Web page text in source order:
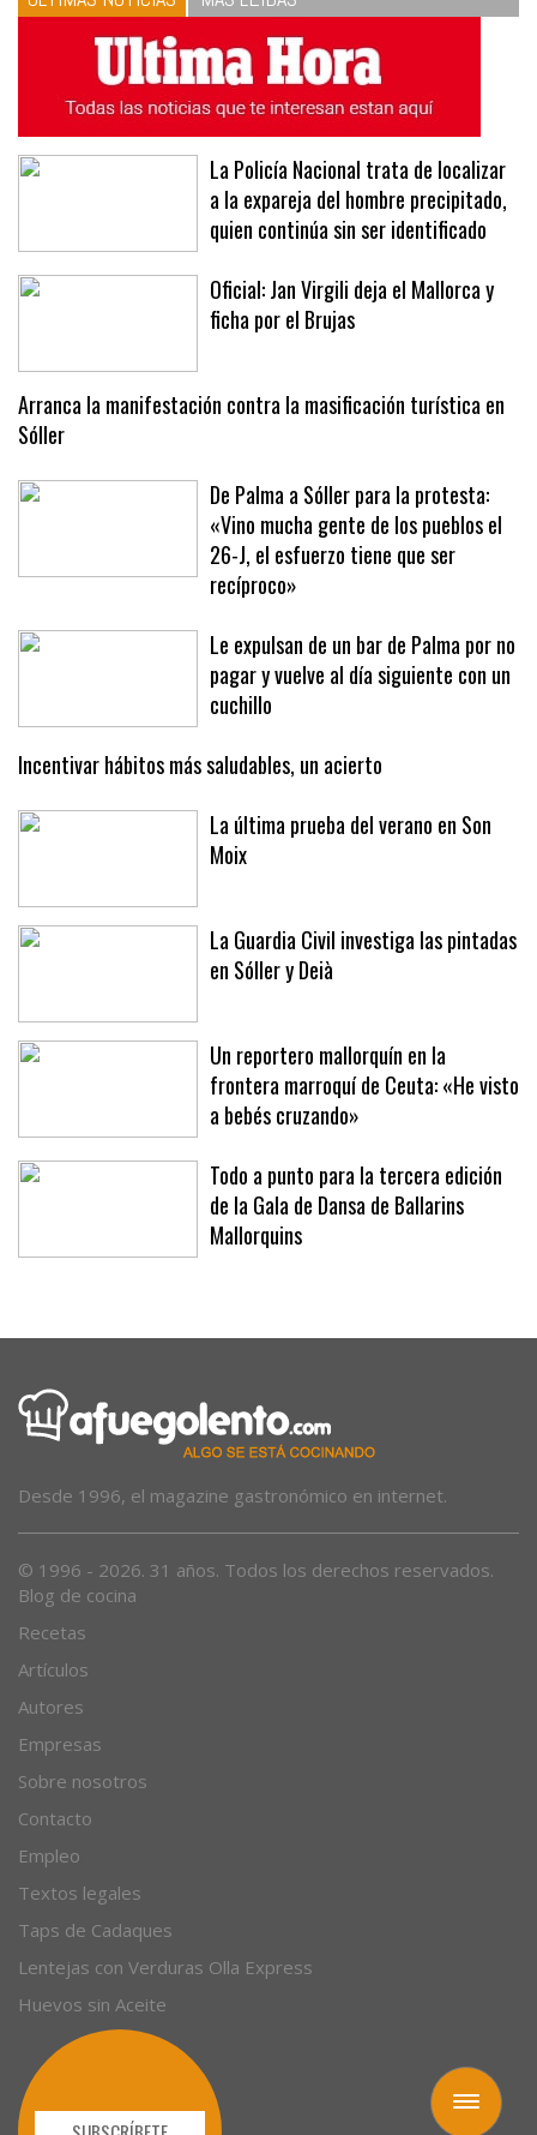
Toggle
La Policía Nacional trata de localizar
a la expareja del hombre precipitado,
quien continúa sin ser identificado
Oficial: Jan Virgili deja el Mallorca y
ficha por el Brujas
Arranca la manifestación contra la masificación turística en
Sóller
De Palma a Sóller para la protesta:
«Vino mucha gente de los pueblos el
26-J, el esfuerzo tiene que ser
recíproco»
Le expulsan de un bar de Palma por no
pagar y vuelve al día siguiente con un
cuchillo
Incentivar hábitos más saludables, un acierto
La última prueba del verano en Son
Moix
La Guardia Civil investiga las pintadas
en Sóller y Deià
Un reportero mallorquín en la
frontera marroquí de Ceuta: «He visto
a bebés cruzando»
Todo a punto para la tercera edición
de la Gala de Dansa de Ballarins
Mallorquins
Desde 1996, el magazine gastronómico en internet.
© 1996 - 2026. 31 años. Todos los derechos reservados.
Blog de cocina
Recetas
Artículos
Autores
Empresas
Sobre nosotros
Contacto
Empleo
Textos legales
Taps de Cadaques
Lentejas con Verduras Olla Express
Huevos sin Aceite